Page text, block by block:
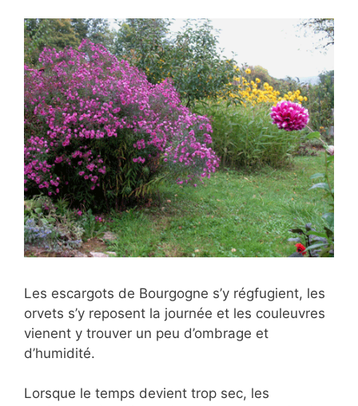
Les escargots de Bourgogne s’y régfugient, les
orvets s’y reposent la journée et les couleuvres
vienent y trouver un peu d’ombrage et
d’humidité.
Lorsque le temps devient trop sec, les